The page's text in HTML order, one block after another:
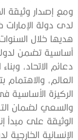
لدى دولة
هديها خلال
أساسية تضمن
دعائم الاتحاد،
العالم،
الركيزة
والسعي لضمان
الوثيقة على
الإنسانية الخارجية